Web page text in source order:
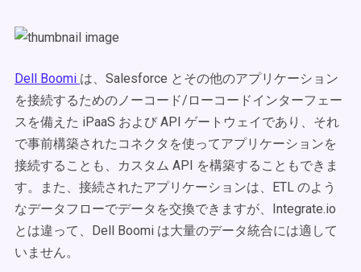
Dell Boomi は、Salesforce とその他のアプリケーション
を接続するためのノーコード/ローコードインターフェー
スを備えた iPaaS および API ゲートウェイであり、それ
で事前構築されたコネクタを使ってアプリケーションを
接続することも、カスタム API を構築することもできま
す。また、接続されたアプリケーションは、ETL のよう
なデータフローでデータを交換できますが、Integrate.io
とは違って、Dell Boomi は大量のデータ統合には適して
いません。